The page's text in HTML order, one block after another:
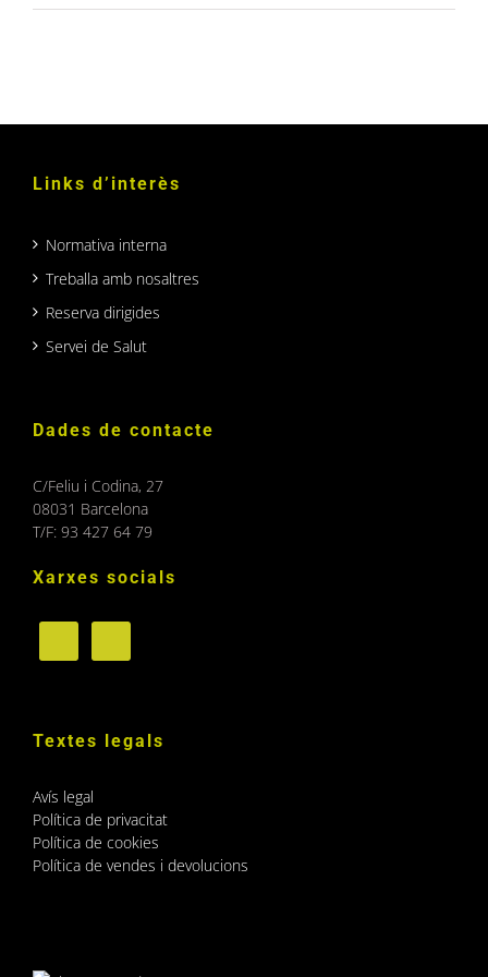
Links d’interès
Normativa interna
Treballa amb nosaltres
Reserva dirigides
Servei de Salut
Dades de contacte
C/Feliu i Codina, 27
08031 Barcelona
T/F: 93 427 64 79
Xarxes socials
Textes legals
Avís legal
Política de privacitat
Política de cookies
Política de vendes i devolucions